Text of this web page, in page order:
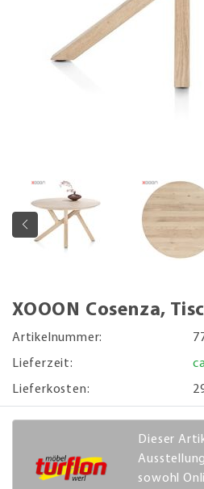
XOOON Cosenza,
Artikelnummer:
Lieferzeit:
Lieferkosten:
Dieser
sowohl